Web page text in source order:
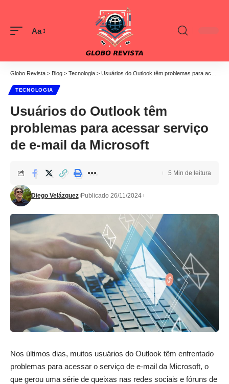
Font
Aa
Globo Revista > Blog > Tecnologia > Usuários do Outlook têm problemas para acessar serviço de e-mail da Microsoft
TECNOLOGIA
Usuários do Outlook têm
problemas para acessar serviço
de e-mail da Microsoft
Diego Velázquez Publicado 26/11/2024
5 Min de leitura
Nos últimos dias, muitos usuários do Outlook têm enfrentado
problemas para acessar o serviço de e-mail da Microsoft, o
que gerou uma série de queixas nas redes sociais e fóruns de